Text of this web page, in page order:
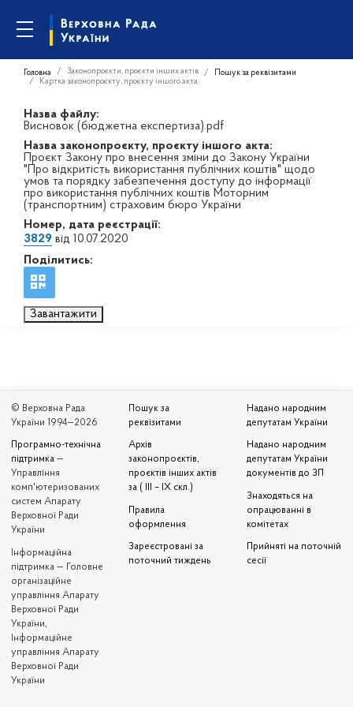
Головна Законопроєкти, проєкти інших актів
Пошук за реквізитами
Картка законопроєкту, проєкту іншого акта
Назва файлу:
Висновок (бюджетна експертиза).pdf
Назва законопроєкту, проєкту іншого акта:
Проєкт Закону про внесення зміни до Закону України
"Про відкритість використання публічних коштів" щодо
умов та порядку забезпечення доступу до інформації
про використання публічних коштів Моторним
(транспортним) страховим бюро України
Номер, дата реєстрації:
3829 від 10.07.2020
Поділитись:
Завантажити
© Верховна Рада
України 1994—2026
Програмно-технічна
підтримка —
Управління
комп'ютеризованих
систем Апарату
Верховної Ради
України
Iнформаційна
підтримка — Головне
організаційне
управління Апарату
Верховної Ради
України,
Інформаційне
управління Апарату
Верховної Ради
України
Пошук за
реквізитами
Архів
законопроєктів,
проєктів інших актів
за ( III – IX скл.)
Правила
оформлення
Зареєстровані за
поточний тиждень
Надано народним
депутатам України
Надано народним
депутатам України
документів до ЗП
Знаходяться на
опрацюванні в
комітетах
Прийняті на поточній
сесії